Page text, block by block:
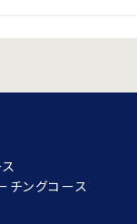
チングコース